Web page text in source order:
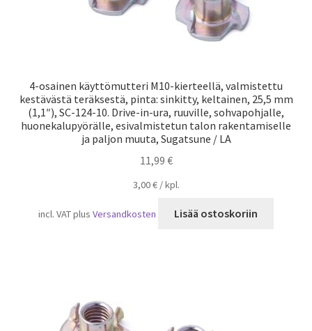
4-osainen käyttömutteri M10-kierteellä, valmistettu
kestävästä teräksestä, pinta: sinkitty, keltainen, 25,5 mm
(1,1″), SC-124-10. Drive-in-ura, ruuville, sohvapohjalle,
huonekalupyörälle, esivalmistetun talon rakentamiselle
ja paljon muuta, Sugatsune / LA
11,99 €
3,00€/kpl.
incl. VATplusVersandkosten Lisää ostoskoriin